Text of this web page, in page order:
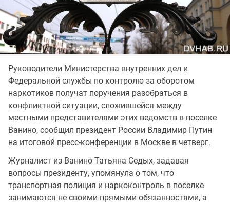
Руководители Министерства внутренних дел и
Федеральной службы по контролю за оборотом
наркотиков получат поручения разобраться в
конфликтной ситуации, сложившейся между
местными представителями этих ведомств в поселке
Ванино, сообщил президент России Владимир Путин
на итоговой пресс-конференции в Москве в четверг.
Журналист из Ванино Татьяна Седых, задавая
вопросы президенту, упомянула о том, что
транспортная полиция и наркоконтроль в поселке
занимаются не своими прямыми обязанностями, а